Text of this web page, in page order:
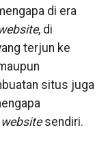
di era
, di
terjun ke
situs juga
websitesendiri.